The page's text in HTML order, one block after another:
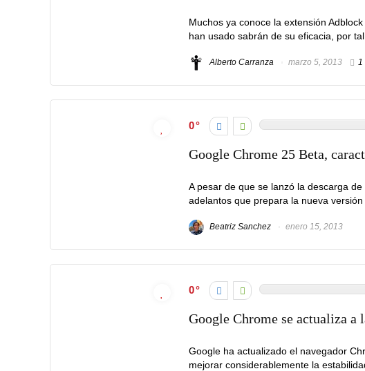
Muchos ya conoce la extensión
han usado sabrán de su eficacia, por
Alberto Carranza marzo 5, 2013 1
0
Google Chrome 25 Beta,
A pesar de que se lanzó la descarga
adelantos que prepara la nueva
Beatriz Sanchez enero 15, 2013
0
Google Chrome se actualiza a
Google ha actualizado el navegador
mejorar considerablemente la